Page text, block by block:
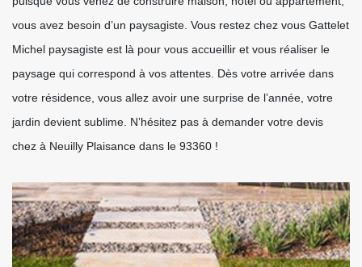
vous avez besoin d’un paysagiste. Vous restez chez vous Gattelet
Michel paysagiste est là pour vous accueillir et vous réaliser le
paysage qui correspond à vos attentes. Dès votre arrivée dans
votre résidence, vous allez avoir une surprise de l’année, votre
jardin devient sublime. N’hésitez pas à demander votre devis
chez à Neuilly Plaisance dans le 93360 !